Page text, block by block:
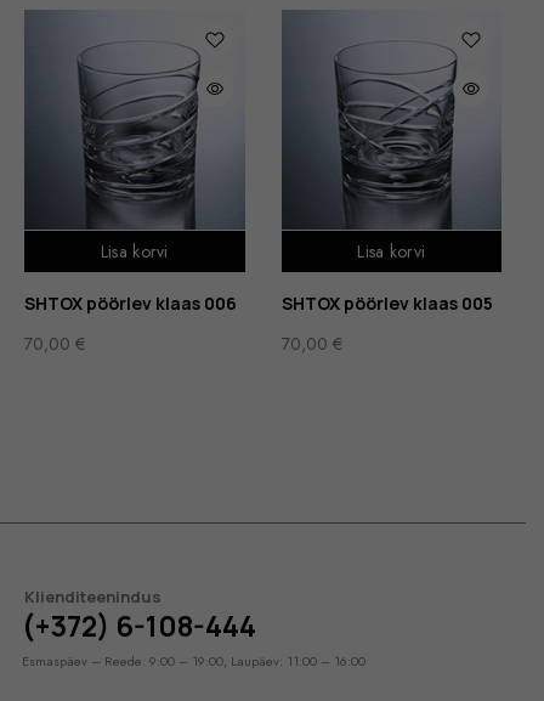
Lisa korvi
SHTOX pöörlev klaas 006
70,00 €
Lisa korvi
SHTOX pöörlev klaas 005
70,00 €
Klienditeenindus
(+372) 6-108-444
Esmaspäev – Reede: 9:00 – 19:00, Laupäev: 11:00 – 16:00